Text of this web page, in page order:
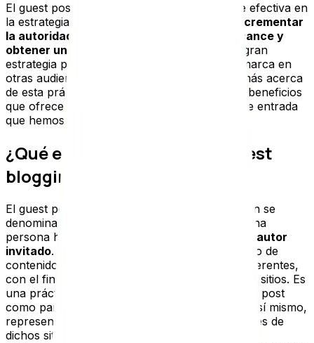
El guest posting es una herramienta bastante efectiva en
la estrategia de contenidos, que te permite
incrementar
la autoridad de tu dominio, tener mayor alcance y
obtener un mejor posicionamiento
. Es una gran
estrategia para que logres dar a conocer tu marca en
otras audiencias online. Para que conozcas más acerca
de esta práctica, dónde se puede hacer y los beneficios
que ofrece, te invitamos a que leas la siguiente entrada
que hemos preparado en Agencia Seology.
¿Qué es el guest posting o guest
blogging?
El guest posting o guest blogging como también se
denomina, consiste en una técnica en el que una
persona hace la
publicación en un blog como autor
invitado. Esto suele darse como un intercambio de
contenido entre colaboradores de dos sitios diferentes,
con el fin de obtener beneficios en sus propios sitios. Es
una práctica positiva tanto para quien realiza el post
como para el que lo va a publicar en su sitio. Así mismo,
representa una gran alternativa para los lectores de
dichos sitios, pues podrán acceder a